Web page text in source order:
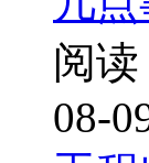
阅读
08-